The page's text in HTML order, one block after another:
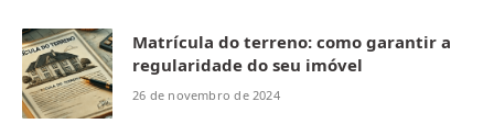
Matrícula do terreno: como garantir a
regularidade do seu imóvel
26 de novembro de 2024